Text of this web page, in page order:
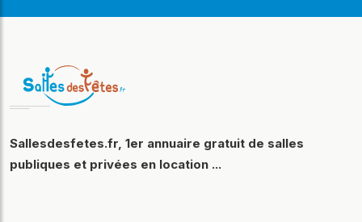
Sallesdesfetes.fr, 1er annuaire gratuit de salles
publiques et privées en location ...